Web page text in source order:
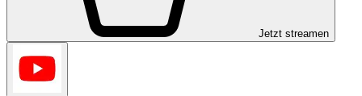
Jetzt streamen